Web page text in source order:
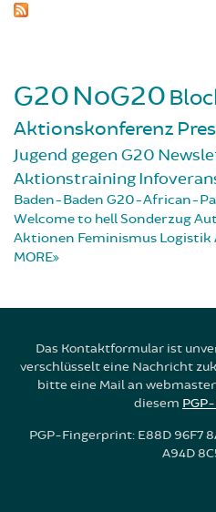
G20NoG20
Aktionskonferenz
Jugend gegen G20
Aktionstraining
Baden-Baden G20-African-
Welcome to hellSonderzug
Aktionen Feminismus Logistik
MORE
Das Kontaktformular ist
verschlüsselt eine Nachricht
bitte eine Mail an
diesem
PGP-Fingerprint: E88D 96F7
A94D